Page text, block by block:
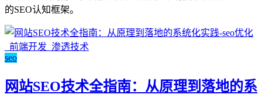
的SEO认知框架。
seo
网站SEO技术全指南：从原理到落地的系